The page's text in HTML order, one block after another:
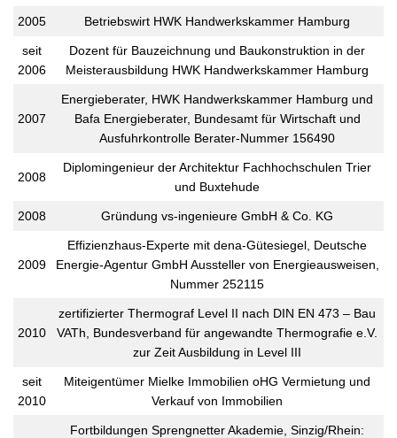
2005 Betriebswirt HWK Handwerkskammer Hamburg
seit
2006
Dozent für Bauzeichnung und Baukonstruktion in der
Meisterausbildung HWK Handwerkskammer Hamburg
2007
Energieberater, HWK Handwerkskammer Hamburg und
Bafa Energieberater, Bundesamt für Wirtschaft und
Ausfuhrkontrolle Berater-Nummer 156490
2008
Diplomingenieur der Architektur Fachhochschulen Trier
und Buxtehude
2008 Gründung vs-ingenieure GmbH & Co. KG
2009
Effizienzhaus-Experte mit dena-Gütesiegel, Deutsche
Energie-Agentur GmbH Aussteller von Energieausweisen,
Nummer 252115
2010
zertifizierter Thermograf Level II nach DIN EN 473 – Bau
VATh, Bundesverband für angewandte Thermografie e.V.
zur Zeit Ausbildung in Level III
seit
2010
Miteigentümer Mielke Immobilien oHG Vermietung und
Verkauf von Immobilien
Fortbildungen Sprengnetter Akademie, Sinzig/Rhein: